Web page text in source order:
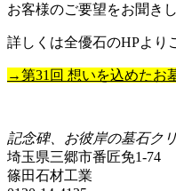
お客様のご要望をお聞き
詳しくは全優石のHPより
→第31回 想いを込めたお
記念碑、お彼岸の墓石ク
埼玉県三郷市番匠免1-74
篠田石材工業